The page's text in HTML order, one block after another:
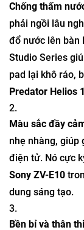
Chống thấm
phải ngồi lâu
đổ nước lên bàn
Studio Series
pad lại khô ráo,
Predator Helios
Màu sắc đầy
nhẹ nhàng, giúp
điện tử. Nó cực
Sony ZV-E10
dung sáng tạo.
Bền bỉ và thân